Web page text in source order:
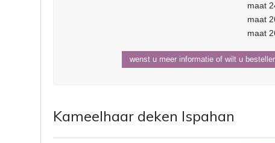
maat
maat
maat
wenst u meer informatie of wilt u
Kameelhaar deken Ispahan